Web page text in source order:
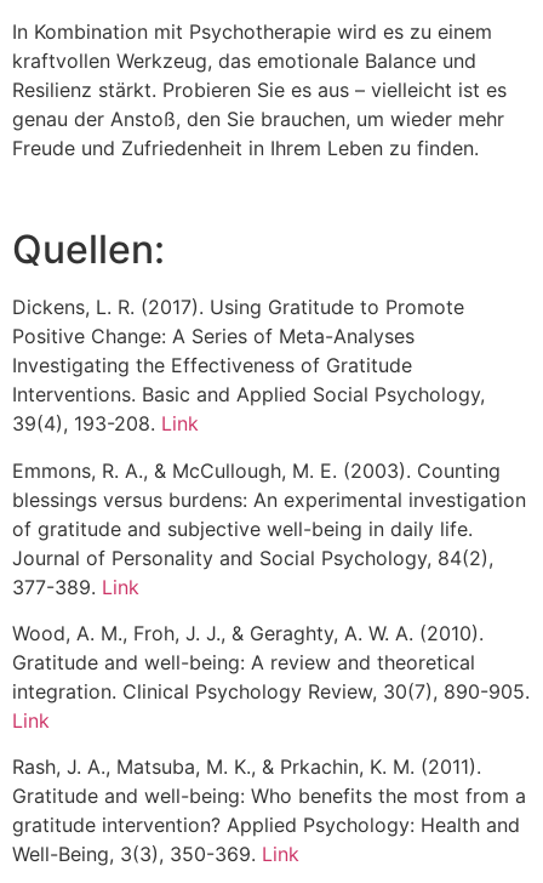
In Kombination mit Psychotherapie wird es zu einem
kraftvollen Werkzeug, das emotionale Balance und
Resilienz stärkt. Probieren Sie es aus – vielleicht ist es
genau der Anstoß, den Sie brauchen, um wieder mehr
Freude und Zufriedenheit in Ihrem Leben zu finden.
Quellen:
Dickens, L. R. (2017). Using Gratitude to Promote
Positive Change: A Series of Meta-Analyses
Investigating the Effectiveness of Gratitude
Interventions. Basic and Applied Social Psychology,
39(4), 193-208. Link
Emmons, R. A., & McCullough, M. E. (2003). Counting
blessings versus burdens: An experimental investigation
of gratitude and subjective well-being in daily life.
Journal of Personality and Social Psychology, 84(2),
377-389. Link
Wood, A. M., Froh, J. J., & Geraghty, A. W. A. (2010).
Gratitude and well-being: A review and theoretical
integration. Clinical Psychology Review, 30(7), 890-905.
Link
Rash, J. A., Matsuba, M. K., & Prkachin, K. M. (2011).
Gratitude and well-being: Who benefits the most from a
gratitude intervention? Applied Psychology: Health and
Well-Being, 3(3), 350-369. Link